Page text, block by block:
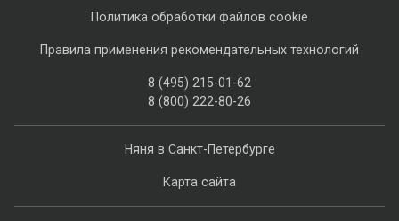
Няня в Санкт-Петербурге
Карта сайта
Политика обработки файлов cookie
Правила применения рекомендательных технологий
8 (495) 215-01-62
8 (800) 222-80-26